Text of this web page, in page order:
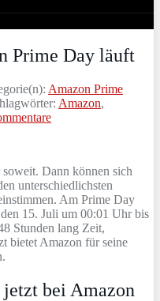
Prime Day läuft
Amazon Prime
Amazon,
Dann können sich
unterschiedlichsten
Am Prime Day
15. Juli um 00:01 Uhr bis
Stunden lang Zeit,
bietet Amazon für seine
bei Amazon